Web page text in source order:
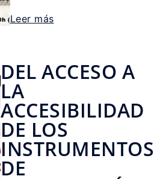
Leer más
DEL ACCESO A
LA
ACCESIBILIDAD
DE LOS
INSTRUMENTOS
DE